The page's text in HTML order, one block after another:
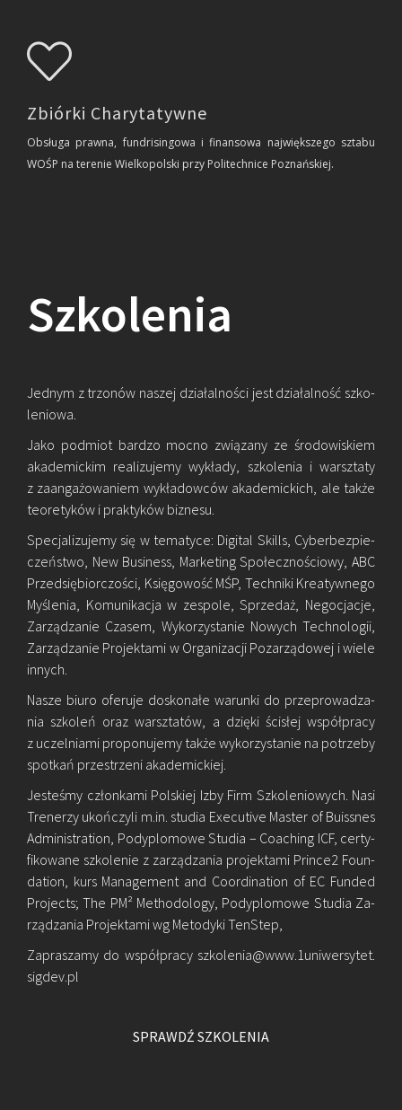
Zbiórki Charytatywne
Ob­słu­ga praw­na, fun­dri­sin­go­wa i fi­nan­so­wa naj­więk­sze­go szta­bu
WOŚP na te­re­nie Wiel­ko­pol­ski przy Po­li­tech­ni­ce Po­znań­skiej.
Szko­le­nia
Jed­nym z trzo­nów na­szej dzia­łal­no­ści jest dzia­łal­ność szko­
le­nio­wa.
Jako pod­miot bar­dzo mocno zwią­za­ny ze śro­do­wi­skiem
aka­de­mic­kim re­ali­zu­je­my wy­kła­dy, szko­le­nia i warsz­ta­ty
z za­an­ga­żo­wa­niem wy­kła­dow­ców aka­de­mic­kich, ale także
teo­re­ty­ków i prak­ty­ków biz­ne­su.
Spe­cja­li­zu­je­my się w te­ma­ty­ce: Di­gi­tal Skills, Cy­ber­bez­pie­
czeń­stwo, New Bu­si­ness, Mar­ke­ting Spo­łecz­no­ścio­wy, ABC
Przed­się­bior­czo­ści, Księ­go­wość MŚP, Tech­ni­ki Kre­atyw­ne­go
My­śle­nia, Ko­mu­ni­ka­cja w ze­spo­le, Sprze­daż, Ne­go­cja­cje,
Za­rzą­dza­nie Cza­sem, Wy­ko­rzy­sta­nie No­wych Tech­no­lo­gii,
Za­rzą­dza­nie Pro­jek­ta­mi w Or­ga­ni­za­cji Po­za­rzą­do­wej i wiele
in­nych.
Nasze biuro ofe­ru­je do­sko­na­łe wa­run­ki do prze­pro­wa­dza­
nia szko­leń oraz warsz­ta­tów, a dzię­ki ści­słej współ­pra­cy
z uczel­nia­mi pro­po­nu­je­my także wy­ko­rzy­sta­nie na po­trze­by
spo­tkań prze­strze­ni aka­de­mic­kiej.
Je­ste­śmy człon­ka­mi Pol­skiej Izby Firm Szko­le­nio­wych. Nasi
Tre­ne­rzy ukoń­czy­li m.​in. stu­dia Exe­cu­ti­ve Ma­ster of Bu­is­snes
Ad­mi­ni­stra­tion, Po­dy­plo­mo­we Stu­dia – Co­aching ICF, cer­ty­
fi­ko­wa­ne szko­le­nie z za­rzą­dza­nia pro­jek­ta­mi Prin­ce2 Fo­un­
da­tion, kurs Ma­na­ge­ment and Co­or­di­na­tion of EC Fun­ded
Pro­jects; The PM² Me­tho­do­lo­gy, Po­dy­plo­mo­we Stu­dia Za­
rzą­dza­nia Pro­jek­ta­mi wg Me­to­dy­ki Ten­Step,
Za­pra­sza­my do współ­pra­cy szko­le­nia@​www.​1un​iwer​syte​t.​
sigdev.​pl
SPRAWDŹ SZKO­LE­NIA